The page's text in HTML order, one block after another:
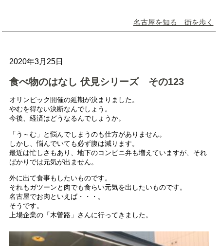
名古屋を知る 街を歩く
2020年3月25日
食べ物のはなし 伏見シリーズ その123
オリンピック開催の延期が決まりました。
やむを得ない決断なんでしょう。
今後、経済はどうなるんでしょうか。
「う～む」と悩んでしまうのも仕方がありません。
しかし、悩んでいても必ず腹は減ります。
最近は忙しさもあり、地下のコンビニ弁も増えていますが、それ
ばかりでは元気が出ません。
外に出て食事もしたいものです。
それもガツーンと肉でも食らい元気を出したいものです。
名古屋でお肉といえば・・・。
そうです。
上場企業の「木曽路」さんに行ってきました。